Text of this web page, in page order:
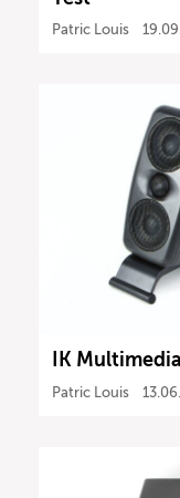
Patric Louis
IK
Patric Louis